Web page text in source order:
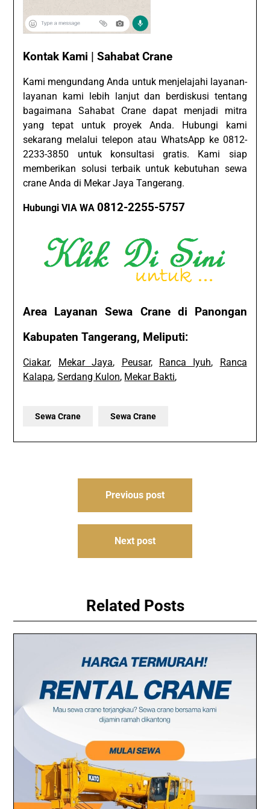
Kontak Kami | Sahabat Crane
Kami mengundang Anda untuk menjelajahi layanan-
layanan kami lebih lanjut dan berdiskusi tentang
bagaimana Sahabat Crane dapat menjadi mitra
yang tepat untuk proyek Anda. Hubungi kami
sekarang melalui telepon atau WhatsApp ke 0812-
2233-3850 untuk konsultasi gratis. Kami siap
memberikan solusi terbaik untuk kebutuhan sewa
crane Anda di Mekar Jaya Tangerang.
Hubungi VIA WA0812-2255-5757
Area Layanan Sewa Crane di Panongan
Kabupaten Tangerang, Meliputi:
Ciakar, Mekar Jaya, Peusar, Ranca Iyuh, Ranca
Kalapa,Serdang Kulon, Mekar Bakti,
Sewa Crane Sewa Crane
Previous post
Next post
Related Posts